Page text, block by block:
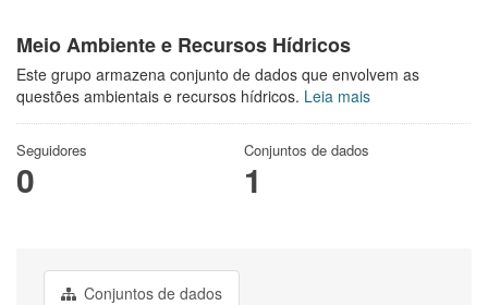
Meio Ambiente e Recursos Hídricos
Este grupo armazena conjunto de dados que envolvem as
questões ambientais e recursos hídricos. Leia mais
Seguidores
0
Conjuntos de dados
1
Conjuntos de dados